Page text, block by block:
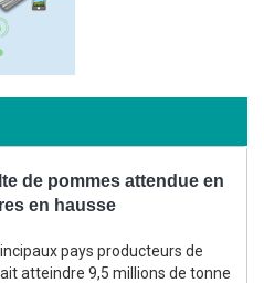
de pommes attendue en
en hausse
pays producteurs de
atteindre 9,5 millions de tonne